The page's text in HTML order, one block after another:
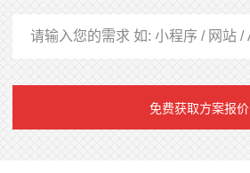
免费获取方案报价